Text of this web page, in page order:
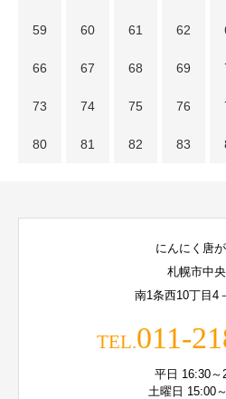
59 60 61 62
66 67 68 69
73 74 75 76
80 81 82 83
にんにく唐
札幌市中
南1条西10丁目4
TEL.011-
平日 16:30～
土曜日 15:00